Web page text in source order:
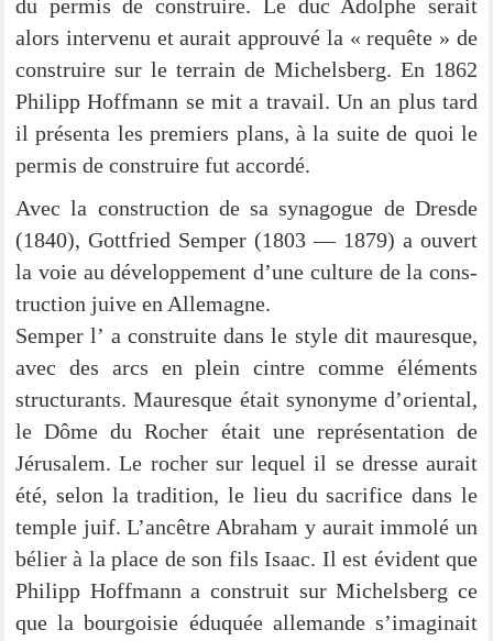
du per­mis de con­strui­re. Le duc Adol­phe serait
alors inter­venu et aurait approu­vé la « requête » de
con­strui­re sur le ter­rain de Michels­berg. En 1862
Phil­ipp Hoff­mann se mit a tra­vail. Un an plus tard
il pré­sen­ta les pre­miers plans, à la suite de quoi le
per­mis de con­strui­re fut accordé.
Avec la con­s­truc­tion de sa syn­ago­gue de Dres­de
(1840), Gott­fried Sem­per (1803 — 1879) a ouvert
la voie au déve­lo­p­pe­ment d’une cul­tu­re de la con­s­
truc­tion jui­ve en Allemagne.
Sem­per l’ a con­struite dans le style dit mau­res­que,
avec des arcs en plein cint­re com­me élé­ments
struc­tu­rants. Mau­res­que était syn­ony­me d’oriental,
le Dôme du Rocher était une repré­sen­ta­ti­on de
Jéru­sa­lem. Le rocher sur lequel il se dres­se aurait
été, selon la tra­di­ti­on, le lieu du sacri­fice dans le
temp­le juif. L’ancêtre Abra­ham y aurait immo­lé un
bélier à la place de son fils Isaac. Il est évi­dent que
Phil­ipp Hoff­mann a con­struit sur Michels­berg ce
que la bour­go­i­sie édu­quée alle­man­de s’imaginait